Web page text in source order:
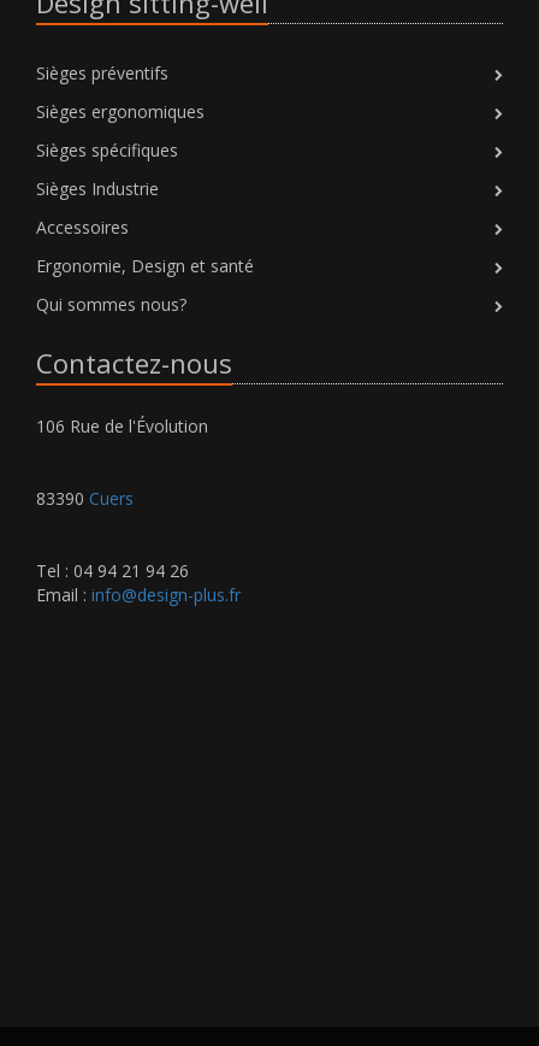
Sièges préventifs
Sièges ergonomiques
Sièges spécifiques
Sièges Industrie
Accessoires
Ergonomie, Design et santé
Qui sommes nous?
Contactez-nous
106 Rue de l'Évolution
83390 Cuers
Tel : 04 94 21 94 26
Email : info@design-plus.fr